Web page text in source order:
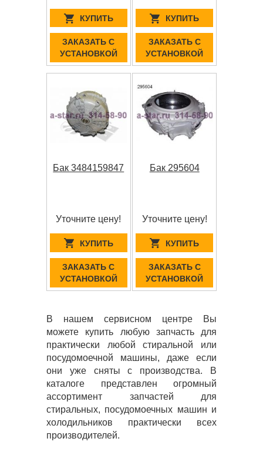
КУПИТЬ
ЗАКАЗАТЬ С
УСТАНОВКОЙ
КУПИТЬ
ЗАКАЗАТЬ С
УСТАНОВКОЙ
Бак 3484159847
Уточните цену!
КУПИТЬ
ЗАКАЗАТЬ С
УСТАНОВКОЙ
Бак 295604
Уточните цену!
КУПИТЬ
ЗАКАЗАТЬ С
УСТАНОВКОЙ
В нашем сервисном центре Вы
можете купить любую запчасть для
практически любой стиральной или
посудомоечной машины, даже если
они уже сняты с производства. В
каталоге представлен огромный
ассортимент запчастей для
стиральных, посудомоечных машин и
холодильников практически всех
производителей.